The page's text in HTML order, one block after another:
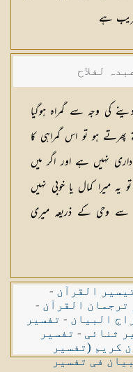
ہے
لفلاح
کی وجہ سے گمراہ ہوگیا
ہو تو اس گمراہی کا
نہیں ہے اور اگر میں
میرا کمال یا خوبی نہیں
سے وحی کے ذریعہ میری
القرآن -
ترجمان القرآن -
البیان - تفسیر
ثنائی - تفسیر
کریم (تفسیر
فی تفسیر